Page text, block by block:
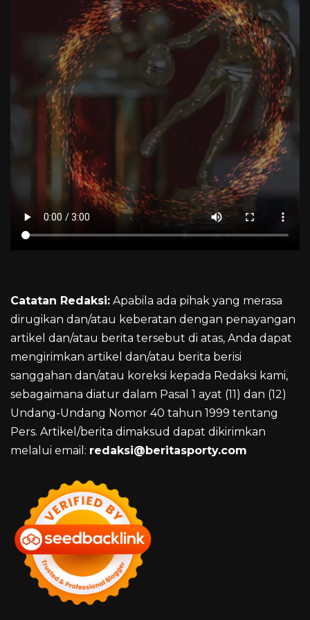
Catatan Redaksi: Apabila ada pihak yang merasa
dirugikan dan/atau keberatan dengan penayangan
artikel dan/atau berita tersebut di atas, Anda dapat
mengirimkan artikel dan/atau berita berisi
sanggahan dan/atau koreksi kepada Redaksi kami,
sebagaimana diatur dalam Pasal 1 ayat (11) dan (12)
Undang-Undang Nomor 40 tahun 1999 tentang
Pers. Artikel/berita dimaksud dapat dikirimkan
melalui email: redaksi@beritasporty.com